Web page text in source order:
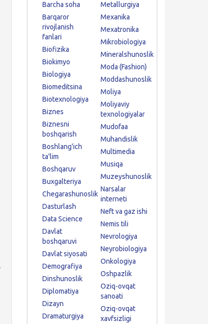
Barcha soha
Barqaror
rivojlanish
fanlari
Biofizika
Biokimyo
Biologiya
Biomeditsina
Biotexnologiya
Biznes
Biznesni
boshqarish
Boshlang'ich
ta'lim
Boshqaruv
Buxgalteriya
Chegarashunoslik
Dasturlash
Data Science
Davlat
boshqaruvi
Davlat siyosati
Demografiya
Dinshunoslik
Diplomatiya
Dizayn
Dramaturgiya
Metallurgiya
Mexanika
Mexatronika
Mikrobiologiya
Mineralshunoslik
Moda (Fashion)
Moddashunoslik
Moliya
Moliyaviy
texnologiyalar
Mudofaa
Muhandislik
Multimedia
Musiqa
Muzeyshunoslik
Narsalar
interneti
Neft va gaz ishi
Nemis tili
Nevrologiya
Neyrobiologiya
Onkologiya
Oshpazlik
Oziq-ovqat
sanoati
Oziq-ovqat
xavfsizligi